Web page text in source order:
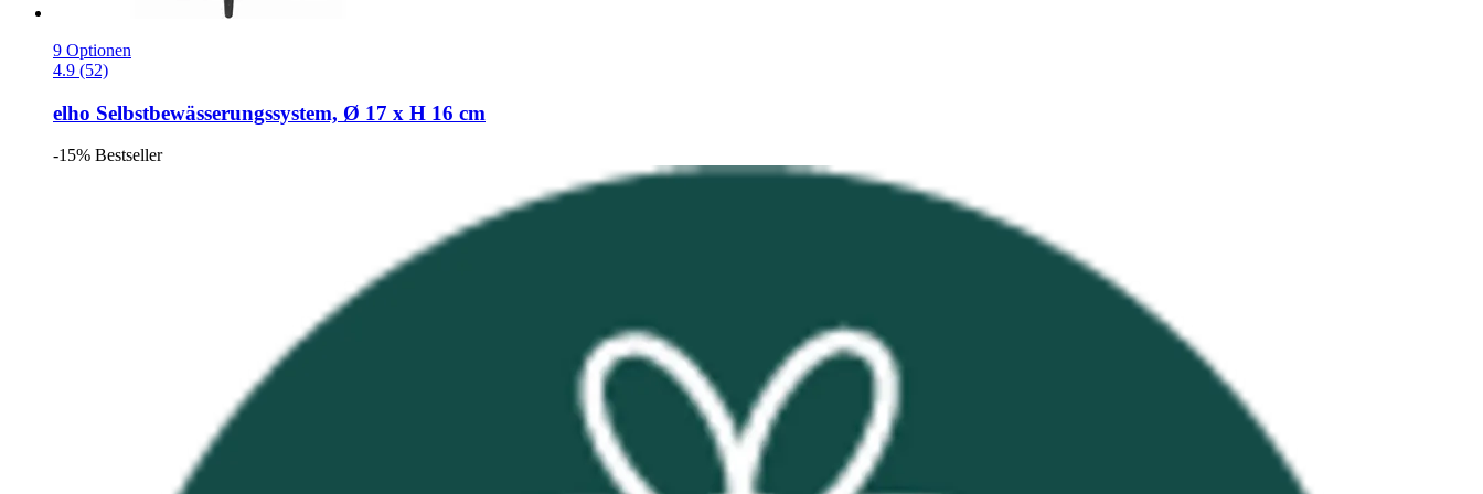
9 Optionen
4.9 (52)
elho Selbstbewässerungssystem, Ø 17 x H 16 cm
-15% Bestseller